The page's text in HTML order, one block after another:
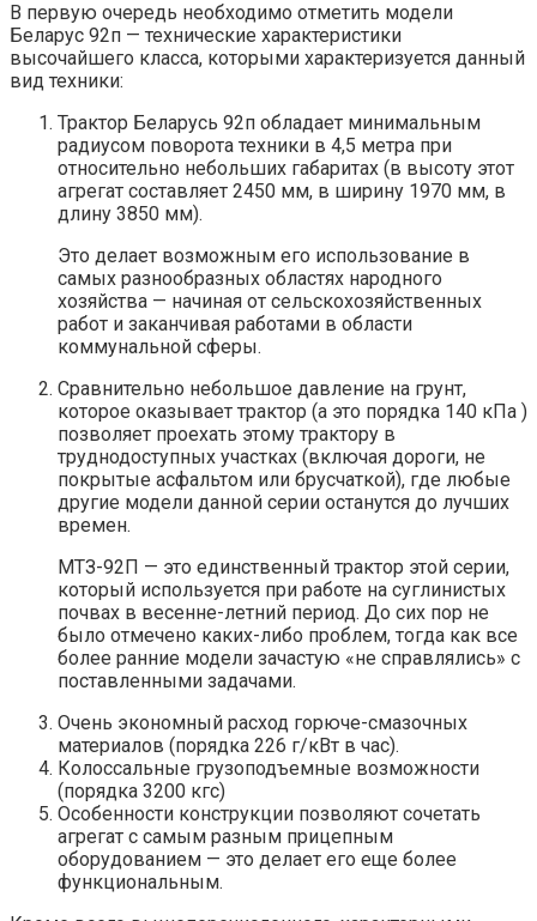
В первую очередь необходимо отметить модели
Беларус 92п — технические характеристики
высочайшего класса, которыми характеризуется данный
вид техники:
Трактор Беларусь 92п обладает минимальным
радиусом поворота техники в 4,5 метра при
относительно небольших габаритах (в высоту этот
агрегат составляет 2450 мм, в ширину 1970 мм, в
длину 3850 мм).
Это делает возможным его использование в
самых разнообразных областях народного
хозяйства — начиная от сельскохозяйственных
работ и заканчивая работами в области
коммунальной сферы.
Сравнительно небольшое давление на грунт,
которое оказывает трактор (а это порядка 140 кПа )
позволяет проехать этому трактору в
труднодоступных участках (включая дороги, не
покрытые асфальтом или брусчаткой), где любые
другие модели данной серии останутся до лучших
времен.
МТЗ-92П — это единственный трактор этой серии,
который используется при работе на суглинистых
почвах в весенне-летний период. До сих пор не
было отмечено каких-либо проблем, тогда как все
более ранние модели зачастую «не справлялись» с
поставленными задачами.
Очень экономный расход горюче-смазочных
материалов (порядка 226 г/кВт в час).
Колоссальные грузоподъемные возможности
(порядка 3200 кгс)
Особенности конструкции позволяют сочетать
агрегат с самым разным прицепным
оборудованием — это делает его еще более
функциональным.